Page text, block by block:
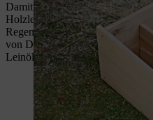
Damit das Dach des Igelhotels
Holzleisten, wie abgebildet, an
Regenschutz befestigen Sie die
von Dachpappennägeln auf
Leinöl wird das Igelhaus noch